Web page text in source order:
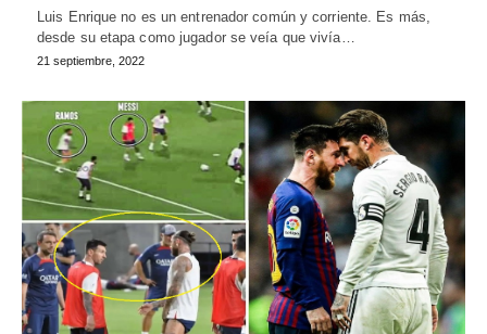
Luis Enrique no es un entrenador común y corriente. Es más,
desde su etapa como jugador se veía que vivía…
21 septiembre, 2022